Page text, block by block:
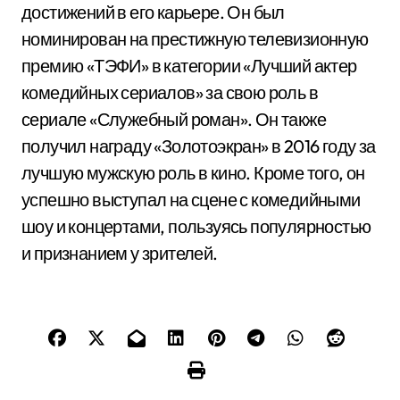
достижений в его карьере. Он был
номинирован на престижную телевизионную
премию «ТЭФИ» в категории «Лучший актер
комедийных сериалов» за свою роль в
сериале «Служебный роман». Он также
получил награду «Золотоэкран» в 2016 году за
лучшую мужскую роль в кино. Кроме того, он
успешно выступал на сцене с комедийными
шоу и концертами, пользуясь популярностью
и признанием у зрителей.